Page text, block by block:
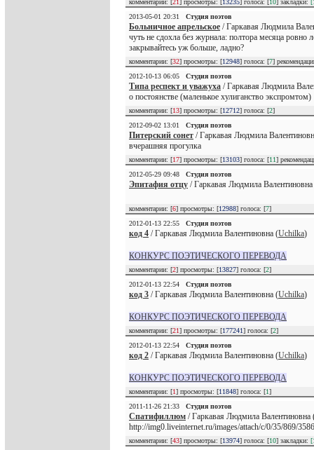
2013-05-01 20:31
Студия поэтов
Больничное апрельское / Гаркавая Людмила
чуть не сдохла без журнала: полтора месяца ровно
закрывайтесь уж больше, ладно?
комментарии: [32] просмотры: [12948] голоса: [7]
2012-10-13 06:05
Студия поэтов
Типа респект и уважуха / Гаркавая Людмила
о постоянстве (маленькое хулиганство экспромтом)
комментарии: [13] просмотры: [12712] голоса: [2]
2012-09-02 13:01
Студия поэтов
Питерский сонет / Гаркавая Людмила
вчерашняя прогулка
комментарии: [17] просмотры: [13103] голоса: [11]
2012-05-29 09:48
Студия поэтов
Эпитафия отцу / Гаркавая Людмила
комментарии: [6] просмотры: [12988] голоса: [7]
2012-01-13 22:55
Студия поэтов
код 4 / Гаркавая Людмила Валентиновна (Uchilka)
КОНКУРС ПОЭТИЧЕСКОГО ПЕРЕВОДА
комментарии: [2] просмотры: [13827] голоса: [2]
2012-01-13 22:54
Студия поэтов
код 3 / Гаркавая Людмила Валентиновна (Uchilka)
КОНКУРС ПОЭТИЧЕСКОГО ПЕРЕВОДА
комментарии: [21] просмотры: [177241] голоса: [2]
2012-01-13 22:54
Студия поэтов
код 2 / Гаркавая Людмила Валентиновна (Uchilka)
КОНКУРС ПОЭТИЧЕСКОГО ПЕРЕВОДА
комментарии: [1] просмотры: [11848] голоса: [1]
2011-11-26 21:33
Студия поэтов
Спатифиллюм / Гаркавая Людмила Валентиновна
http://img0.liveinternet.ru/images/attach/c/0/35/869/
комментарии: [43] просмотры: [13974] голоса: [10] закладки: